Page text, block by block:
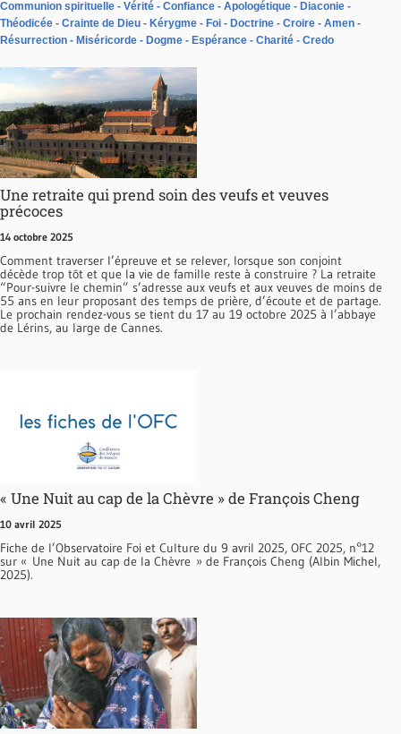
Communion spirituelle
Vérité Confiance Apologétique
Diaconie
Théodicée
Crainte de Dieu Kérygme Foi Doctrine Croire
Amen
Résurrection
Miséricorde Dogme Espérance Charité Credo
Une retraite qui prend soin des veufs et veuves
précoces
14 octobre 2025
Comment traverser l’épreuve et se relever, lorsque son conjoint
décède trop tôt et que la vie de famille reste à construire ? La retraite
“Pour-suivre le chemin” s’adresse aux veufs et aux veuves de moins de
55 ans en leur proposant des temps de prière, d’écoute et de partage.
Le prochain rendez-vous se tient du 17 au 19 octobre 2025 à l’abbaye
de Lérins, au large de Cannes.
« Une Nuit au cap de la Chèvre » de François Cheng
10 avril 2025
Fiche de l’Observatoire Foi et Culture du 9 avril 2025, OFC 2025, n°12
sur « Une Nuit au cap de la Chèvre » de François Cheng (Albin Michel,
2025).